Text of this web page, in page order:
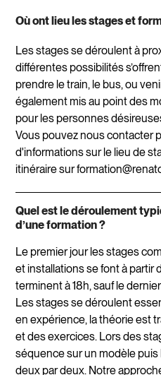
Où ont lieu les stages et
Les stages se déroulent à
différentes possibilités
prendre le train, le bus, ou
également mis au point des
pour les personnes
Vous pouvez nous contacter
d'informations sur le lieu de
itinéraire sur
Quel est le déroulement
d’une formation ?
Le premier jour les stages
et installations se font à partir
terminent à 18h, sauf le
Les stages se déroulent
en expérience, la théorie est
et des exercices. Lors des
séquence sur un modèle
deux par deux. Notre